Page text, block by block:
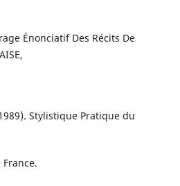
Énonciatif Des Récits De
Stylistique Pratique du